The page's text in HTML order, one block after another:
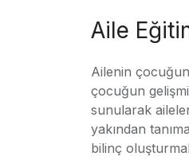
Aile
Ailenin
çocuğun
sunularak
yakından
bilinç